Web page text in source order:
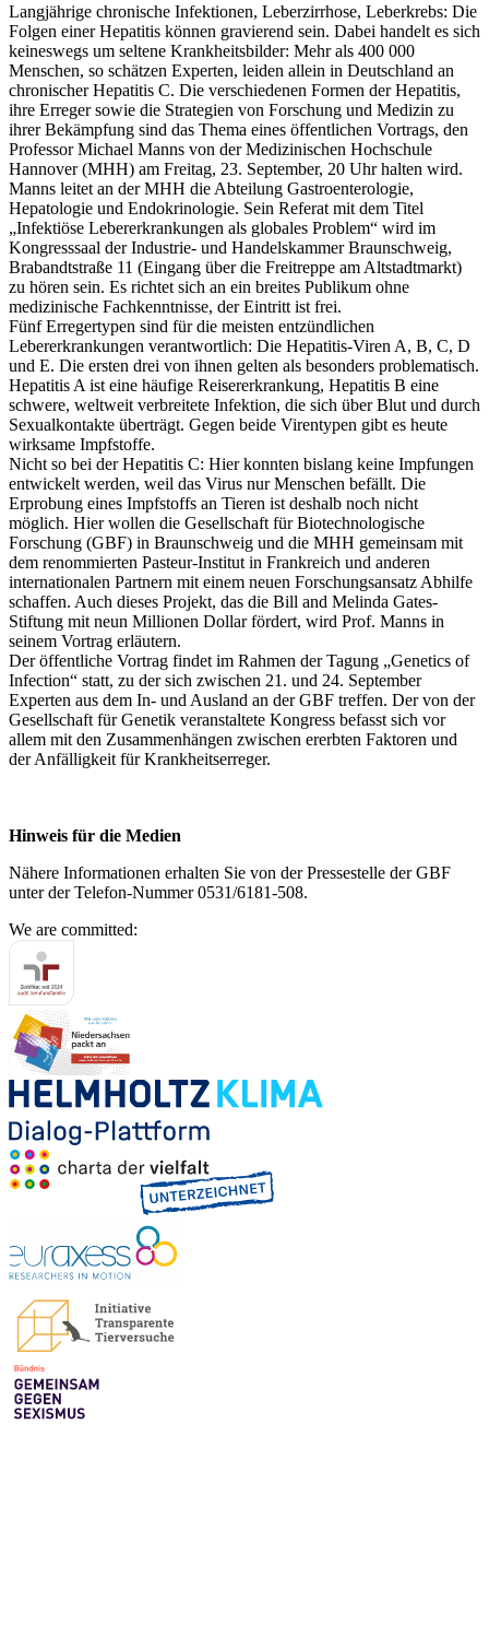
Langjährige chronische Infektionen, Leberzirrhose, Leberkrebs: Die
Folgen einer Hepatitis können gravierend sein. Dabei handelt es sich
keineswegs um seltene Krankheitsbilder: Mehr als 400 000
Menschen, so schätzen Experten, leiden allein in Deutschland an
chronischer Hepatitis C. Die verschiedenen Formen der Hepatitis,
ihre Erreger sowie die Strategien von Forschung und Medizin zu
ihrer Bekämpfung sind das Thema eines öffentlichen Vortrags, den
Professor Michael Manns von der Medizinischen Hochschule
Hannover (MHH) am Freitag, 23. September, 20 Uhr halten wird.
Manns leitet an der MHH die Abteilung Gastroenterologie,
Hepatologie und Endokrinologie. Sein Referat mit dem Titel
„Infektiöse Lebererkrankungen als globales Problem“ wird im
Kongresssaal der Industrie- und Handelskammer Braunschweig,
Brabandtstraße 11 (Eingang über die Freitreppe am Altstadtmarkt)
zu hören sein. Es richtet sich an ein breites Publikum ohne
medizinische Fachkenntnisse, der Eintritt ist frei.
Fünf Erregertypen sind für die meisten entzündlichen
Lebererkrankungen verantwortlich: Die Hepatitis-Viren A, B, C, D
und E. Die ersten drei von ihnen gelten als besonders problematisch.
Hepatitis A ist eine häufige Reisererkrankung, Hepatitis B eine
schwere, weltweit verbreitete Infektion, die sich über Blut und durch
Sexualkontakte überträgt. Gegen beide Virentypen gibt es heute
wirksame Impfstoffe.
Nicht so bei der Hepatitis C: Hier konnten bislang keine Impfungen
entwickelt werden, weil das Virus nur Menschen befällt. Die
Erprobung eines Impfstoffs an Tieren ist deshalb noch nicht
möglich. Hier wollen die Gesellschaft für Biotechnologische
Forschung (GBF) in Braunschweig und die MHH gemeinsam mit
dem renommierten Pasteur-Institut in Frankreich und anderen
internationalen Partnern mit einem neuen Forschungsansatz Abhilfe
schaffen. Auch dieses Projekt, das die Bill and Melinda Gates-
Stiftung mit neun Millionen Dollar fördert, wird Prof. Manns in
seinem Vortrag erläutern.
Der öffentliche Vortrag findet im Rahmen der Tagung „Genetics of
Infection“ statt, zu der sich zwischen 21. und 24. September
Experten aus dem In- und Ausland an der GBF treffen. Der von der
Gesellschaft für Genetik veranstaltete Kongress befasst sich vor
allem mit den Zusammenhängen zwischen ererbten Faktoren und
der Anfälligkeit für Krankheitserreger.
Hinweis für die Medien
Nähere Informationen erhalten Sie von der Pressestelle der GBF
unter der Telefon-Nummer 0531/6181-508.
We are committed: